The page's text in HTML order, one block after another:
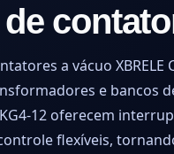
a vácuo
e bancos
12 oferecem
flexíveis,